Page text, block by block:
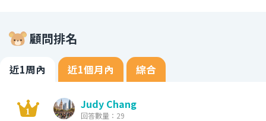
顧問排名
近1周內 近1個月內 綜合
Judy Chang
回答數量：29